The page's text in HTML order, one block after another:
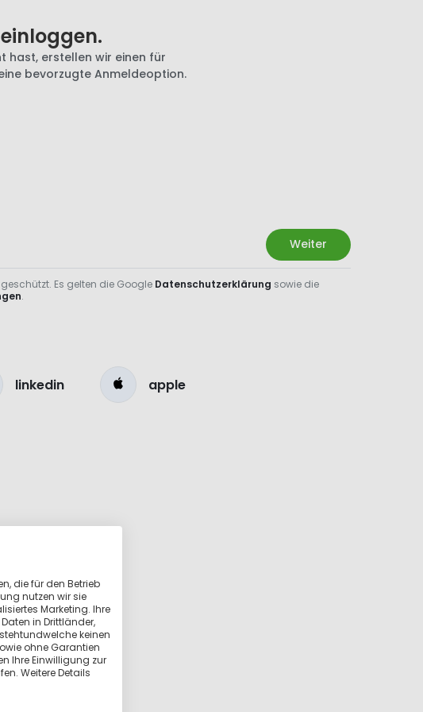
hast, erstellen wir einen für
bevorzugte Anmeldeoption.
Weiter
geschützt. Es gelten die Google Datenschutzerklärung sowie die
.
linkedin apple
die für den Betrieb
nutzen wir sie
Marketing. Ihre
in Drittländer,
keinen
ohne Garantien
Ihre Einwilligung zur
Weitere Details